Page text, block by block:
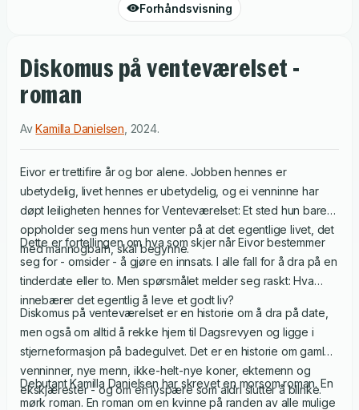
Forhåndsvisning
Diskomus på venteværelset -
roman
AvKamilla Danielsen 2024.
Eivor er trettifire år og bor alene. Jobben hennes er
ubetydelig, livet hennes er ubetydelig, og ei venninne har
døpt leiligheten hennes for Venteværelset: Et sted hun bare
oppholder seg mens hun venter på at det egentlige livet, det
med mannogbarn, skal begynne.
Dette er fortellingen om hva som skjer når Eivor bestemmer
seg for - omsider - å gjøre en innsats. I alle fall for å dra på en
tinderdate eller to. Men spørsmålet melder seg raskt: Hva
innebærer det egentlig å leve et godt liv?
Diskomus på venteværelset er en historie om å dra på date,
men også om alltid å rekke hjem til Dagsrevyen og ligge i
stjerneformasjon på badegulvet. Det er en historie om gamle
venninner, nye menn, ikke-helt-nye koner, ektemenn og
ekskjærester - og om en lyspære som aldri slutter å blinke.
Debutant Kamilla Danielsen har skrevet en morsom roman. En
mørk roman. En roman om en kvinne på randen av alle mulige